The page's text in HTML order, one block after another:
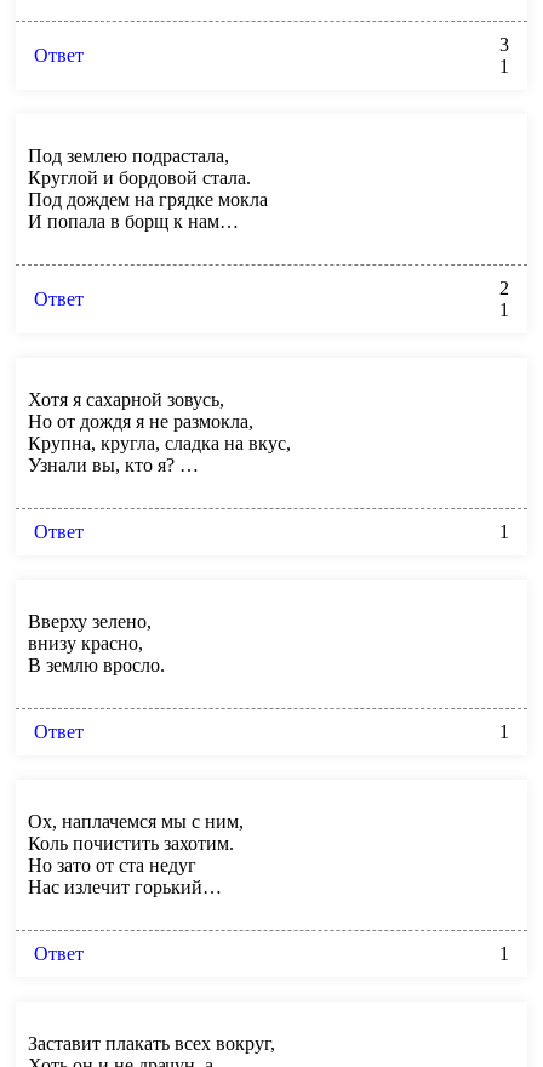
Ответ
3
1
Под землею подрастала,
Круглой и бордовой стала.
Под дождем на грядке мокла
И попала в борщ к нам…
Ответ
2
1
Хотя я сахарной зовусь,
Но от дождя я не размокла,
Крупна, кругла, сладка на вкус,
Узнали вы, кто я? …
Ответ 1
Вверху зелено,
внизу красно,
В землю вросло.
Ответ 1
Ох, наплачемся мы с ним,
Коль почистить захотим.
Но зато от ста недуг
Нас излечит горький…
Ответ 1
Заставит плакать всех вокруг,